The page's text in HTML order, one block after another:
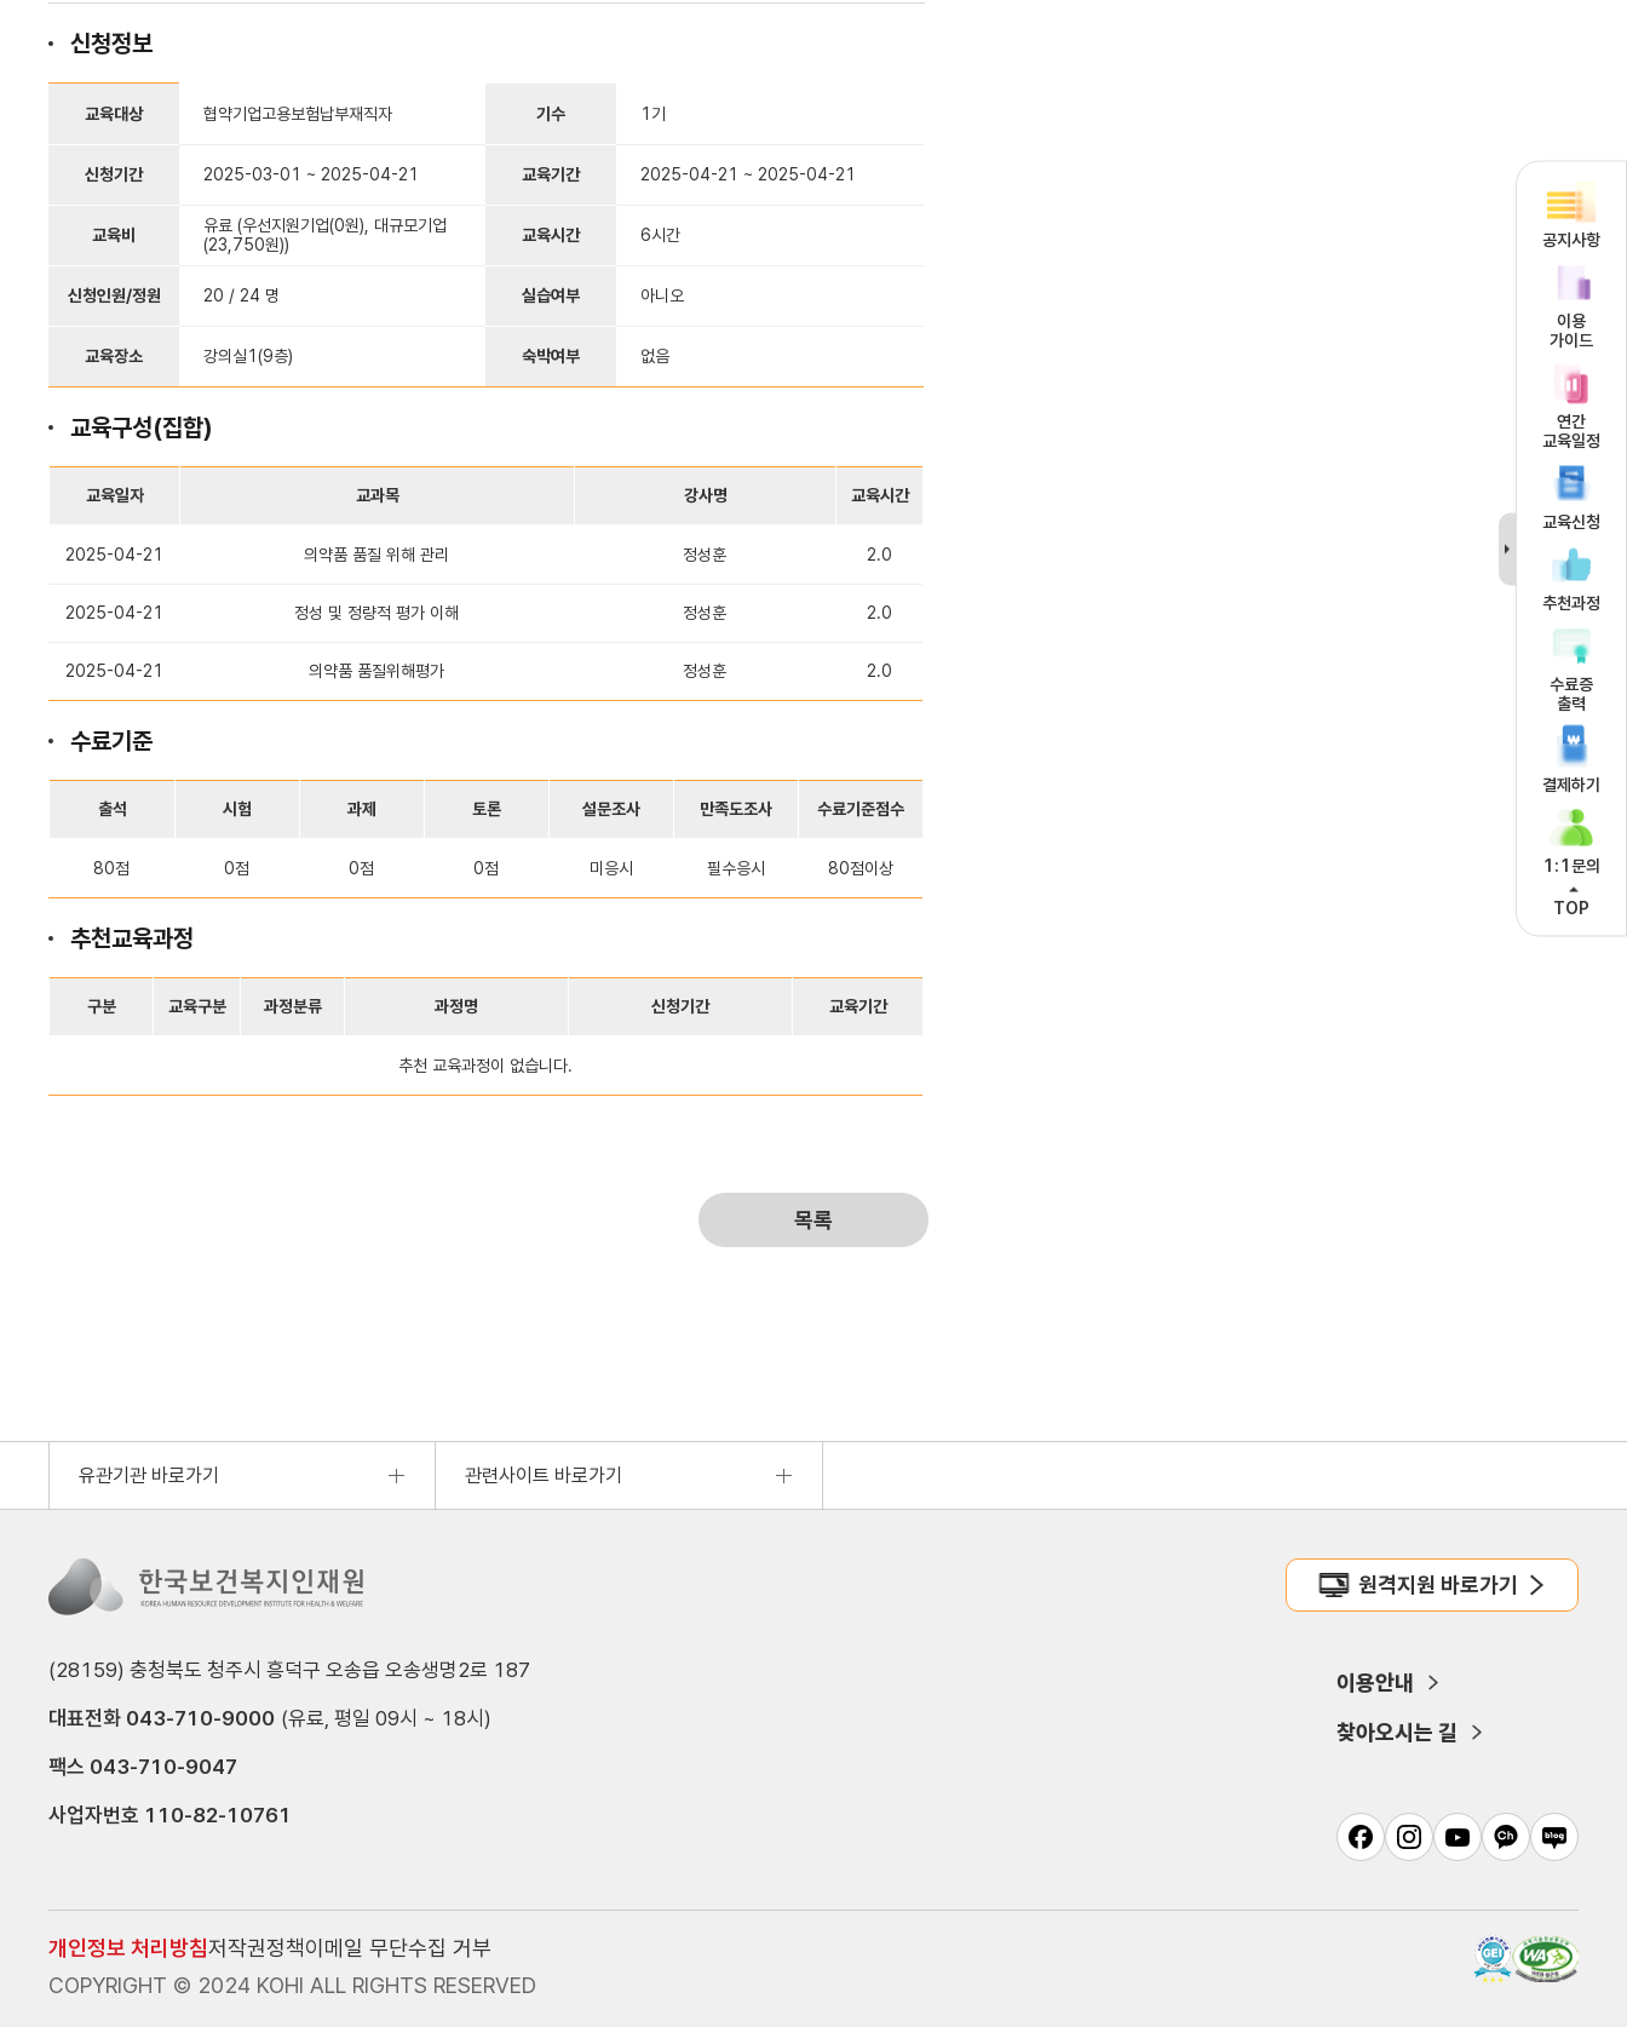
신청정보
교육대상 협약기업고용보험납부재직자 기수 1기
신청기간 2025-03-01 ~ 2025-04-21 교육기간 2025-04-21 ~ 2025-04-21
교육비 유료(우선지원기업(0원), 대규모기업
(23,750원))
교육시간 6시간
신청인원/정원 20 / 24 명 실습여부 아니오
교육장소 강의실1(9층) 숙박여부 없음
교육구성(집합)
교육일자 교과목 강사명 교육시간
2025-04-21 의약품 품질 위해 관리 정성훈 2.0
2025-04-21 정성 및 정량적 평가 이해 정성훈 2.0
2025-04-21 의약품 품질위해평가 정성훈 2.0
수료기준
출석 시험 과제 토론 설문조사 만족도조사 수료기준점수
80점 0점 0점 0점 미응시 필수응시 80점이상
추천교육과정
구분 교육구분 과정분류 과정명 신청기간 교육기간
추천 교육과정이 없습니다.
목록
공지사항
이용
가이드
연간
교육일정
교육신청
추천과정
수료증
출력
결제하기
1:1문의
TOP
유관기관 바로가기 관련사이트 바로가기
(28159) 충청북도 청주시 흥덕구 오송읍 오송생명2로 187
대표전화 043-710-9000 (유료, 평일 09시 ~ 18시)
팩스 043-710-9047
사업자번호 110-82-10761
원격지원 바로가기
이용안내
찾아오시는 길
개인정보 처리방침저작권정책이메일 무단수집 거부
COPYRIGHT © 2024 KOHI ALL RIGHTS RESERVED